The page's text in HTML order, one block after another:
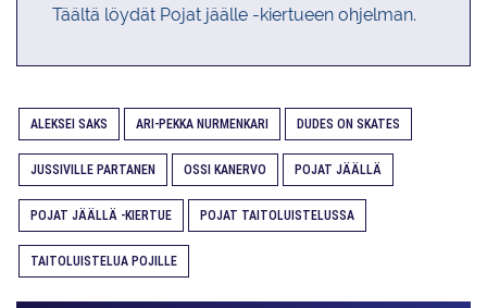
Täältä löydät Pojat jäälle -kiertueen ohjelman.
ALEKSEI SAKS ARI-PEKKA NURMENKARI DUDES ON SKATES
JUSSIVILLE PARTANEN OSSI KANERVO POJAT JÄÄLLÄ
POJAT JÄÄLLÄ -KIERTUE POJAT TAITOLUISTELUSSA
TAITOLUISTELUA POJILLE